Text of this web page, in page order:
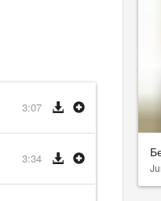
3:07
3:34